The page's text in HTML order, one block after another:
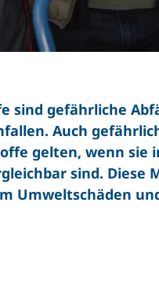
sind gefährliche
Auch
gelten, wenn sie
sind. Diese
Umweltschäden